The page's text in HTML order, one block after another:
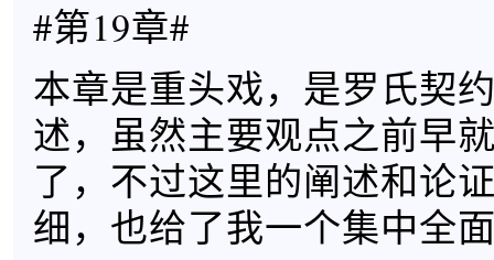
#第19章#
本章是重头戏，是罗氏契
述，虽然主要观点之前早
了，不过这里的阐述和论
细，也给了我一个集中全